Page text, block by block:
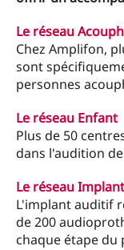
Le réseau
Chez Amplifon,
sont
personnes
Le réseau Enfant
Plus de 50
dans l'audition
Le réseau Implant
L'implant auditif
de 200
chaque étape du